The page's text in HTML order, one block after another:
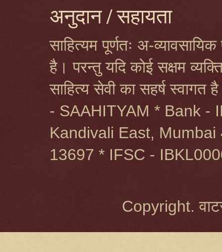
अनुदान / सहायता
साहित्यम पूर्णतः अ-
है। परन्तु यदि कोई सक्षम
साहित्य सेवी का सहर्ष
- SAAHITYAM * Bank -
Kandivali East,
13697 * IFSC -
Copyright.